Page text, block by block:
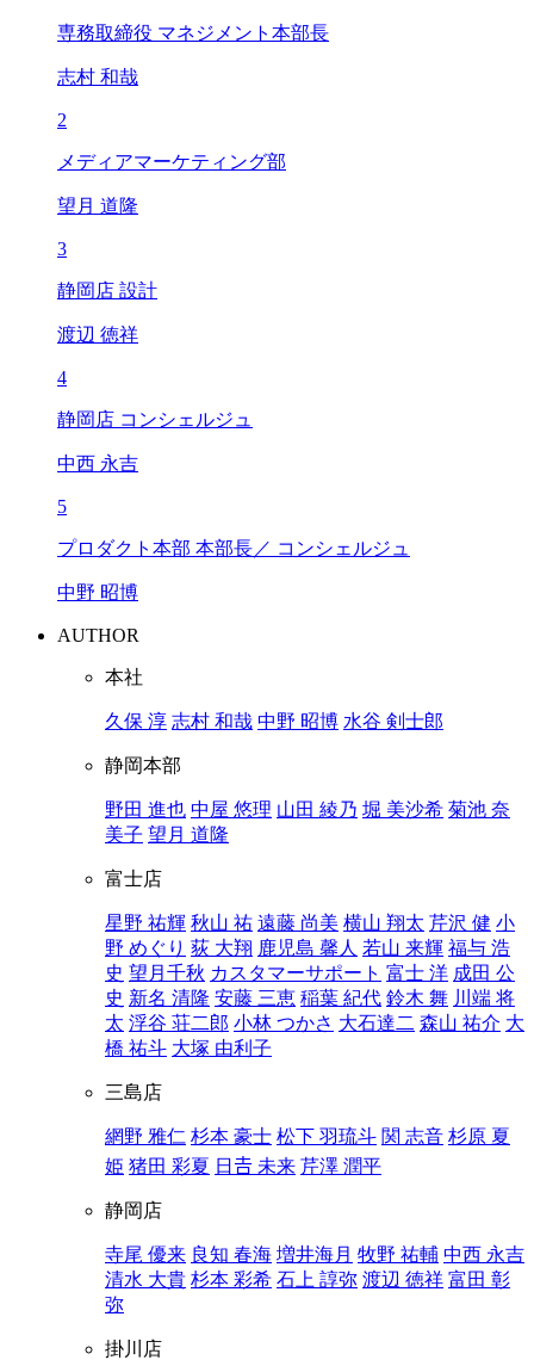
専務取締役 マネジメント本部長
志村 和哉
2
メディアマーケティング部
望月 道隆
3
静岡店 設計
渡辺 徳祥
4
静岡店 コンシェルジュ
中西 永吉
5
プロダクト本部 本部長／ コンシェルジュ
中野 昭博
AUTHOR
本社
久保 淳 志村 和哉 中野 昭博 水谷 剣士郎
静岡本部
野田 進也 中屋 悠理 山田 綾乃 堀 美沙希 菊池 奈
美子 望月 道隆
富士店
星野 祐輝 秋山 祐 遠藤 尚美 横山 翔太 芹沢 健 小
野 めぐり 荻 大翔 鹿児島 馨人 若山 来輝 福与 浩
史 望月千秋 カスタマーサポート 富士 洋 成田 公
史 新名 清隆 安藤 三恵 稲葉 紀代 鈴木 舞 川端 将
太 浮谷 荘二郎 小林 つかさ 大石達二 森山 祐介 大
橋 祐斗 大塚 由利子
三島店
網野 雅仁 杉本 豪士 松下 羽琉斗 関 志音 杉原 夏
姫 猪田 彩夏 日𠮷 未来 芹澤 潤平
静岡店
寺尾 優来 良知 春海 増井海月 牧野 祐輔 中西 永吉
清水 大貴 杉本 彩希 石上 諄弥 渡辺 徳祥 富田 彰
弥
掛川店